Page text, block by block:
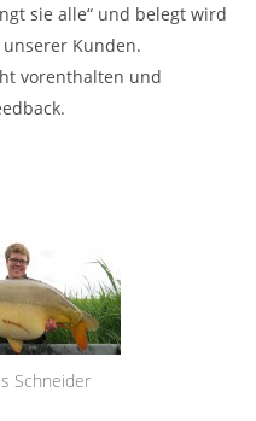
sie alle“ und belegt wird
Kunden.
vorenthalten und
Schneider